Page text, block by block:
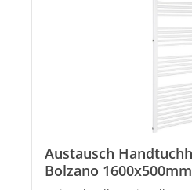
Austausch
Bolzano